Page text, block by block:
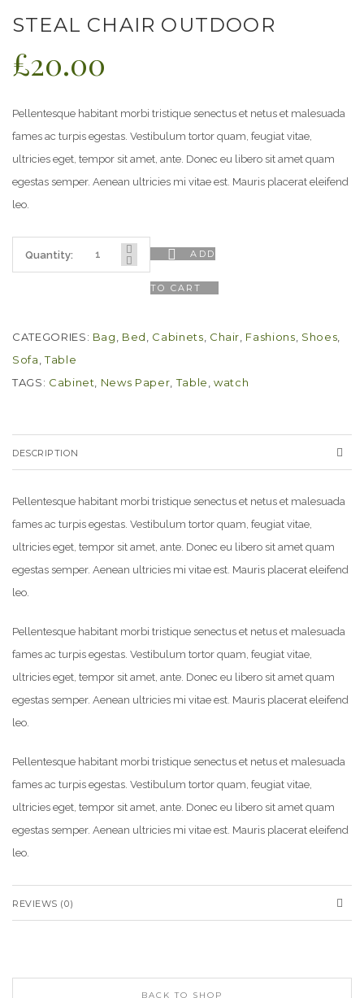
STEAL CHAIR OUTDOOR
£20.00
Pellentesque habitant morbi tristique senectus et netus et malesuada
fames ac turpis egestas. Vestibulum tortor quam, feugiat vitae,
ultricies eget, tempor sit amet, ante. Donec eu libero sit amet quam
egestas semper. Aenean ultricies mi vitae est. Mauris placerat eleifend
leo.
Quantity: ADD
TO CART
CATEGORIES: Bag Bed Cabinets Chair Fashions Shoes
Sofa ,Table
TAGS: Cabinet News Paper ,Table ,watch
DESCRIPTION
Pellentesque habitant morbi tristique senectus et netus et malesuada
fames ac turpis egestas. Vestibulum tortor quam, feugiat vitae,
ultricies eget, tempor sit amet, ante. Donec eu libero sit amet quam
egestas semper. Aenean ultricies mi vitae est. Mauris placerat eleifend
leo.
Pellentesque habitant morbi tristique senectus et netus et malesuada
fames ac turpis egestas. Vestibulum tortor quam, feugiat vitae,
ultricies eget, tempor sit amet, ante. Donec eu libero sit amet quam
egestas semper. Aenean ultricies mi vitae est. Mauris placerat eleifend
leo.
Pellentesque habitant morbi tristique senectus et netus et malesuada
fames ac turpis egestas. Vestibulum tortor quam, feugiat vitae,
ultricies eget, tempor sit amet, ante. Donec eu libero sit amet quam
egestas semper. Aenean ultricies mi vitae est. Mauris placerat eleifend
leo.
REVIEWS (0)
BACK TO SHOP